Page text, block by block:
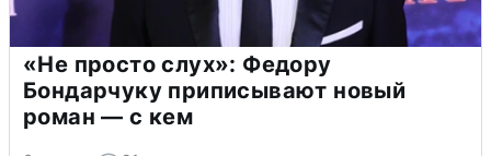
«Не просто слух»: Федору
Бондарчуку приписывают новый
роман — с кем